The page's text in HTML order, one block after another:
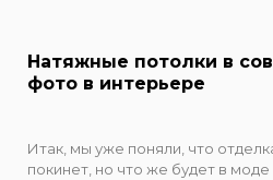
Натяжные потолки в
фото в интерьере
Итак, мы уже поняли, что
покинет, но что же будет в